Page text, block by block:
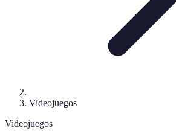
Videojuegos
Videojuegos